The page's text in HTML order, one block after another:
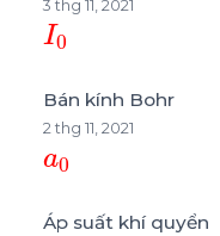
3 thg 11, 2021
I0
Bán kính Bohr
2 thg 11, 2021
a0
Áp suất khí quyển